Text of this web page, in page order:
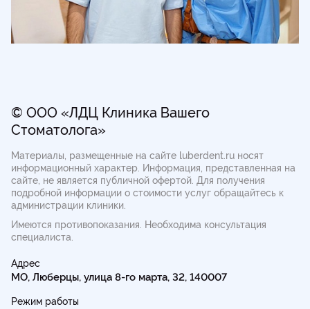
© ООО «ЛДЦ Клиника Вашего
Стоматолога»
Материалы, размещенные на сайте luberdent.ru носят
информационный характер. Информация, представленная на
сайте, не является публичной офертой. Для получения
подробной информации о стоимости услуг обращайтесь к
администрации клиники.
Имеются противопоказания. Необходима консультация
специалиста.
Адрес
МО, Люберцы, улица 8-го марта, 32, 140007
Режим работы